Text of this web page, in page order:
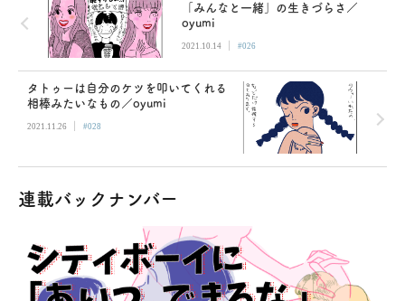
「みんなと一緒」の生きづらさ／
oyumi
2021.10.14 | #026
タトゥーは自分のケツを叩いてくれる
相棒みたいなもの／oyumi
2021.11.26 | #028
連載バックナンバー